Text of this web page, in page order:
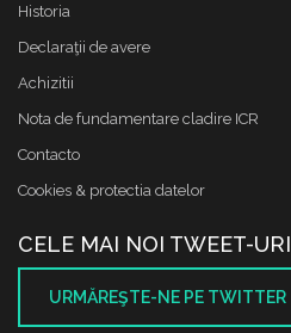
Historia
Declaraţii de avere
Achizitii
Nota de fundamentare cladire ICR
Contacto
Cookies & protectia datelor
CELE MAI NOI TWEET-URI
URMĂREŞTE-NE PE TWITTER